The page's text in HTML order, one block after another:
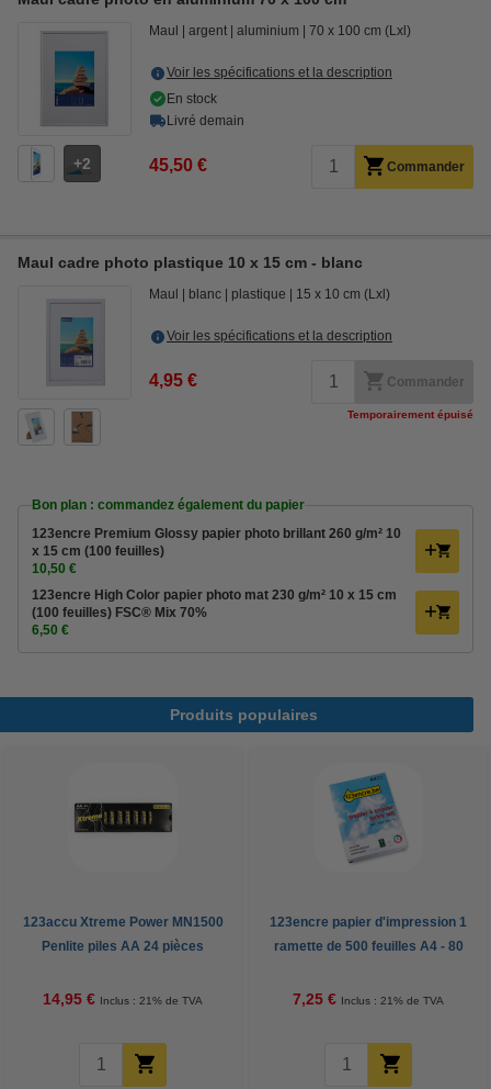
2
Maul argent aluminium 70 x 100 cm (Lxl)
Voir les spécifications et la description
En stock
Livré demain
45,50 € Commander
Maul cadre photo plastique 10 x 15 cm - blanc
Maul blanc plastique 15 x 10 cm (Lxl)
Voir les spécifications et la description
4,95 € Commander
Temporairement épuisé
Bon plan : commandez également du papier
123encre Premium Glossy papier photo brillant 260 g/m² 10
x 15 cm (100 feuilles)
10,50 €
123encre High Color papier photo mat 230 g/m² 10 x 15 cm
(100 feuilles) FSC® Mix 70%
6,50 €
Produits populaires
123accu Xtreme Power MN1500
Penlite piles AA 24 pièces
14,95 € Inclus : 21% de TVA
123encre papier d'impression 1
ramette de 500 feuilles A4 - 80
7,25 € Inclus : 21% de TVA